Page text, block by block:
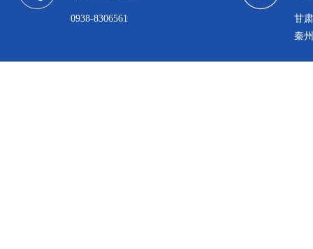
0938-8306561
甘
秦